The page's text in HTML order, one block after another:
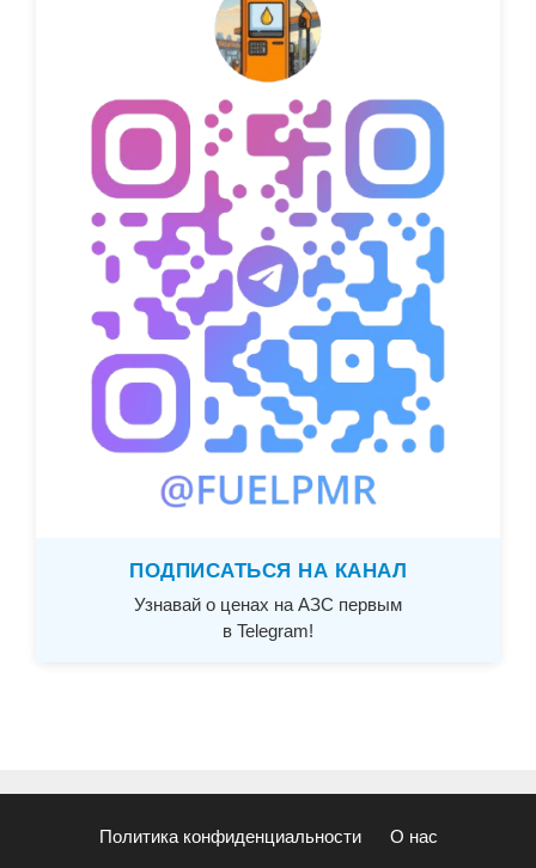
ПОДПИСАТЬСЯ НА КАНАЛ
Узнавай о ценах на АЗС первым
в Telegram!
Политика конфиденциальности О нас